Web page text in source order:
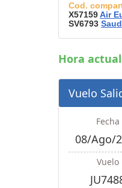
Cod.
X57159Air
SV6793
Hora
Vuelo
Fecha
08/Ago/
Vuelo